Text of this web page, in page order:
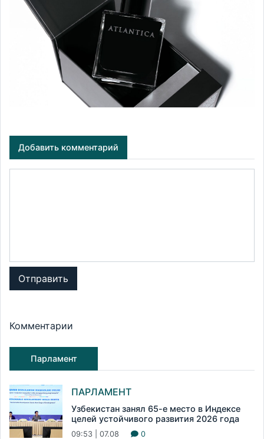
Добавить комментарий
Отправить
Комментарии
Парламент
ПАРЛАМЕНТ
Узбекистан занял 65-е место в Индексе
целей устойчивого развития 2026 года
09:53 | 07.08 0